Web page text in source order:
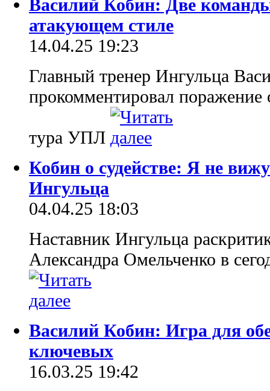
Василий Кобин: Две
атакующем стиле
14.04.25 19:23
Главный тренер Ингульца
прокомментировал поражение
тура УПЛ
Кобин о судействе: Я не
Ингульца
04.04.25 18:03
Наставник Ингульца
Александра Омельченко в
Василий Кобин: Игра для
ключевых
16.03.25 19:42